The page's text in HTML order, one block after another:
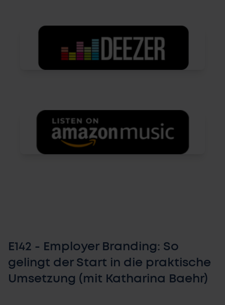
E142 - Employer Branding: So
gelingt der Start in die praktische
Umsetzung (mit Katharina Baehr)